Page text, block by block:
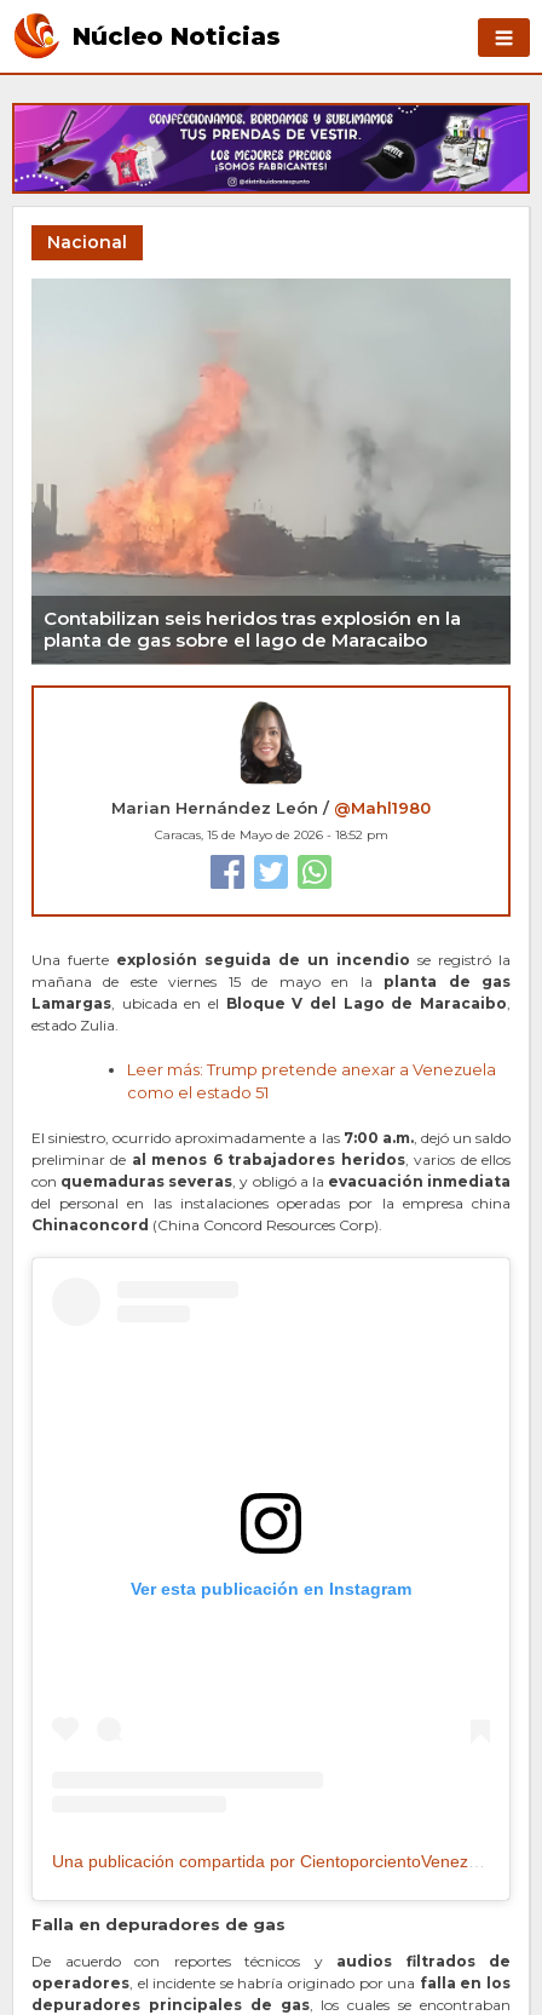
Núcleo Noticias
Nacional
Contabilizan seis heridos tras explosión en la
planta de gas sobre el lago de Maracaibo
Marian Hernández León / @Mahl1980
Caracas, 15 de Mayo de 2026 - 18:52 pm
Una fuerte explosión seguida de un incendio se registró la
mañana de este viernes 15 de mayo en la planta de gas
Lamargas , ubicada en el Bloque V del Lago de Maracaibo
estado Zulia.
Leer más: Trump pretende anexar a Venezuela
como el estado 51
El siniestro, ocurrido aproximadamente a las 7:00 a.m., dejó un saldo
preliminar de al menos 6 trabajadores heridos, varios de ellos
con quemaduras severas, y obligó a la evacuación inmediata
del personal en las instalaciones operadas por la empresa china
Chinaconcord (China Concord Resources Corp).
Ver esta publicación en Instagram
Falla en depuradores de gas
De acuerdo con reportes técnicos y audios filtrados de
operadores , el incidente se habría originado por una falla en los
depuradores principales de gas, los cuales se encontraban